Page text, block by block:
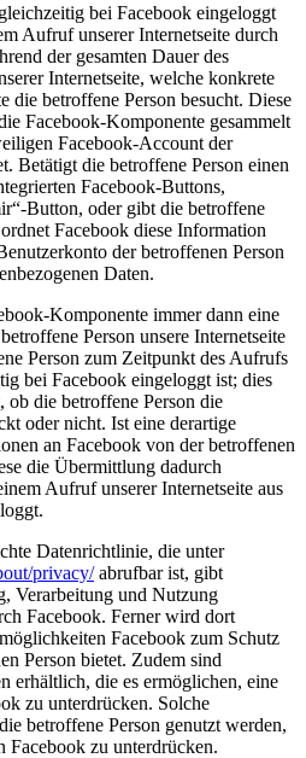
bei Facebook eingeloggt
Aufruf unserer Internetseite durch
der gesamten Dauer des
Internetseite, welche konkrete
die betroffene Person besucht. Diese
Facebook-Komponente gesammelt
Facebook-Account der
Betätigt die betroffene Person einen
Facebook-Buttons,
Button, oder gibt die betroffene
Facebook diese Information
der betroffenen Person
Daten.
Komponente immer dann eine
Person unsere Internetseite
Person zum Zeitpunkt des Aufrufs
bei Facebook eingeloggt ist; dies
ob die betroffene Person die
oder nicht. Ist eine derartige
an Facebook von der betroffenen
die Übermittlung dadurch
Aufruf unserer Internetseite aus
Datenrichtlinie, die unter
privacy/abrufbar ist, gibt
Verarbeitung und Nutzung
Facebook. Ferner wird dort
Facebook zum Schutz
Person bietet. Zudem sind
erhältlich, die es ermöglichen, eine
zu unterdrücken. Solche
betroffene Person genutzt werden,
Facebook zu unterdrücken.